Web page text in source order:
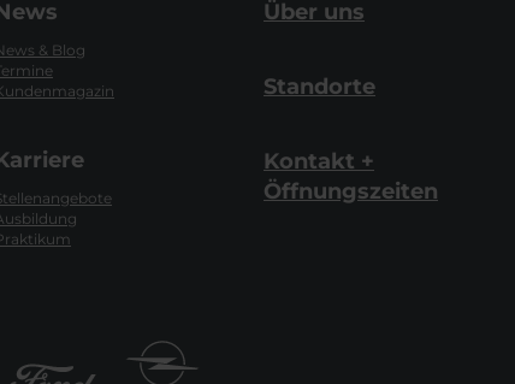
& Blog
Über uns
Standorte
Kontakt +
Öffnungszeiten